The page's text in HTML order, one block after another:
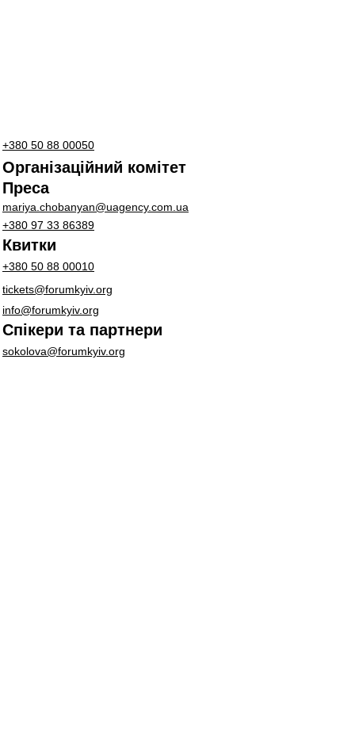
+380 50 88 00050
Організаційний комітет
Преса
mariya.chobanyan@uagency.com.ua
+380 97 33 86389
Квитки
+380 50 88 00010
tickets@forumkyiv.org
info@forumkyiv.org
Спікери та партнери
sokolova@forumkyiv.org